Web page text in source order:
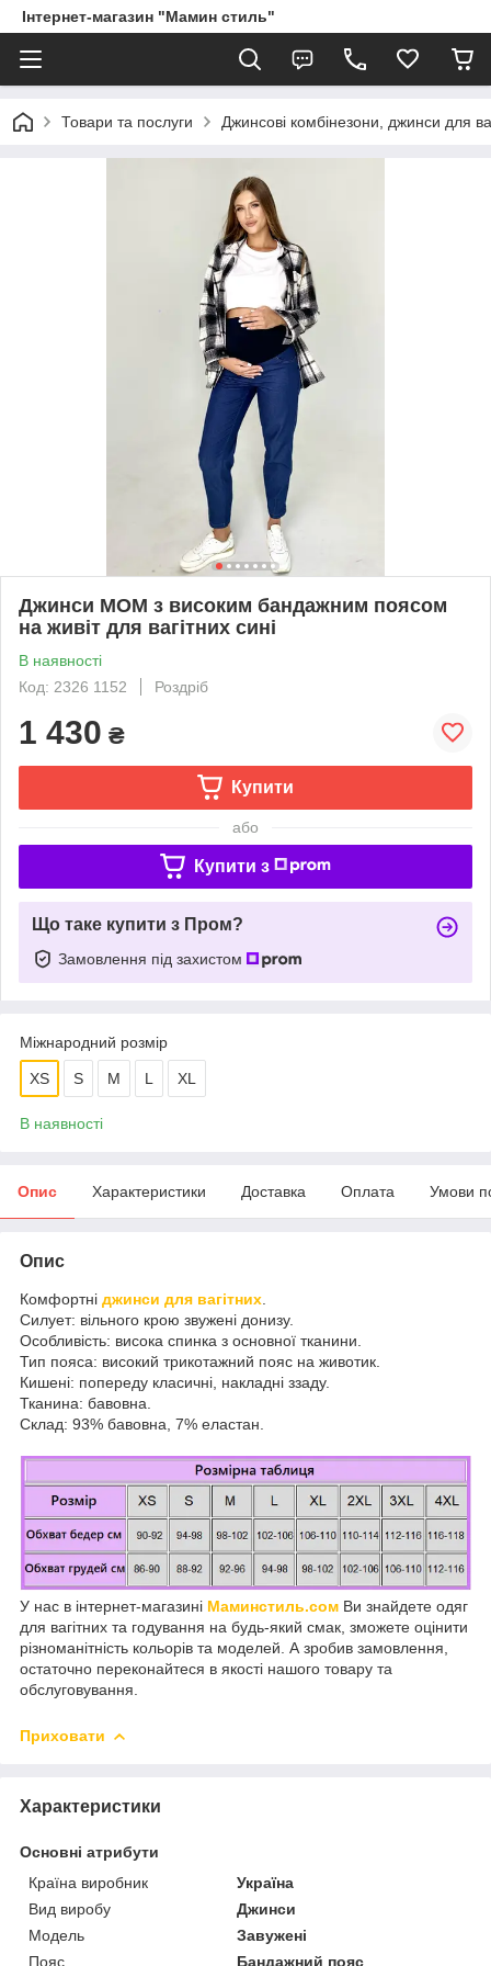
Інтернет-магазин "Мамин стиль"
Товари та послуги Джинсові комбінезони, джинси для
Джинси МОМ з високим бандажним поясом
на живіт для вагітних сині
В наявності
Код: 2326 1152
Роздріб
1 430 ₴
Купити
або
Купити з
Що таке купити з Пром?
Замовлення під захистом
Міжнародний розмір
XS S M L XL
В наявності
Опис Характеристики Доставка Оплата Умови
Опис
Комфортні джинси для вагітних
Силует: вільного крою звужені донизу.
Особливість: висока спинка з основної тканини.
Тип пояса: високий трикотажний пояс на животик.
Кишені: попереду класичні, накладні ззаду.
Тканина: бавовна.
Склад: 93% бавовна, 7% еластан.
У нас в інтернет-магазині Маминстиль.сом Ви знайдете одяг
для вагітних та годування на будь-який смак, зможете оцінити
різноманітність кольорів та моделей. А зробив замовлення,
остаточно переконайтеся в якості нашого товару та
обслуговування.
Приховати
Характеристики
Основні атрибути
Країна виробник
Україна
Вид виробу
Джинси
Модель
Завужені
Пояс
Бандажний пояс